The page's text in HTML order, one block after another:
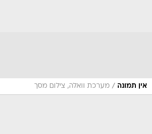
אין תמונה / מערכת וואלה, צילום מסך